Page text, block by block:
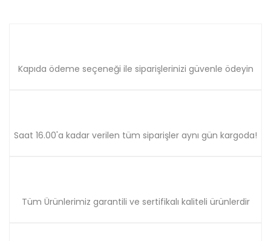
Kapıda ödeme seçeneği ile siparişlerinizi güvenle ödeyin
Saat 16.00'a kadar verilen tüm siparişler aynı gün kargoda!
Tüm Ürünlerimiz garantili ve sertifikalı kaliteli ürünlerdir